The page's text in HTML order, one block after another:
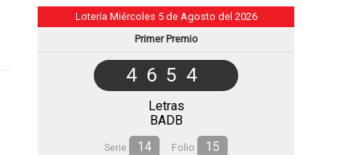
Lotería Miércoles 5 de Agosto del 2026
Primer Premio
4654
Letras
BADB
Serie 14 Folio 15